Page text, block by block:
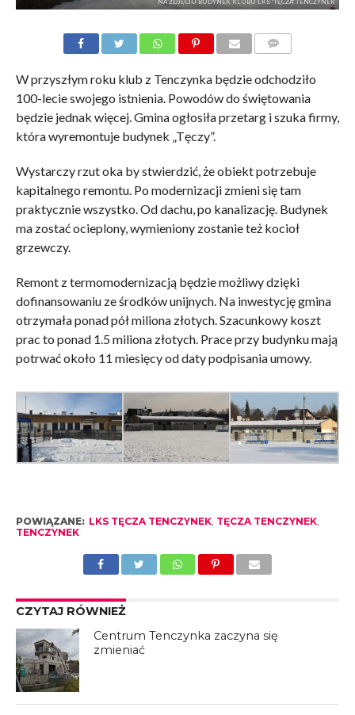
W przyszłym roku klub z Tenczynka będzie odchodziło
100-lecie swojego istnienia. Powodów do świętowania
będzie jednak więcej. Gmina ogłosiła przetarg i szuka firmy,
która wyremontuje budynek „Tęczy”.
Wystarczy rzut oka by stwierdzić, że obiekt potrzebuje
kapitalnego remontu. Po modernizacji zmieni się tam
praktycznie wszystko. Od dachu, po kanalizację. Budynek
ma zostać ocieplony, wymieniony zostanie też kocioł
grzewczy.
Remont z termomodernizacją będzie możliwy dzięki
dofinansowaniu ze środków unijnych. Na inwestycję gmina
otrzymała ponad pół miliona złotych. Szacunkowy koszt
prac to ponad 1.5 miliona złotych. Prace przy budynku mają
potrwać około 11 miesięcy od daty podpisania umowy.
POWIĄZANE: LKS TĘCZA TENCZYNEK, TĘCZA TENCZYNEK,
TENCZYNEK
CZYTAJ RÓWNIEŻ
Centrum Tenczynka zaczyna się
zmieniać